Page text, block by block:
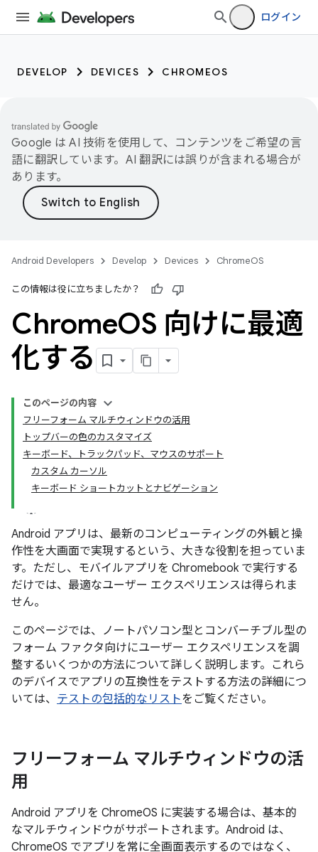
ログイン
DEVELOP DEVICES CHROMEOS
Google は AI 技術を使用して、コンテンツをご希望の言
語に翻訳しています。AI 翻訳には誤りが含まれる場合が
あります。
Android Developers Develop Devices ChromeOS
この情報は役に立ちましたか？
ChromeOS 向けに最適
化する
このページの内容
フリーフォーム マルチウィンドウの活用
トップバーの色のカスタマイズ
キーボード、トラックパッド、マウスのサポート
カスタム カーソル
キーボード ショートカットとナビゲーション
Android アプリは、最新のコンピューティングの外観と操
作性を大画面で実現するという、大きな役割を担っていま
す。ただし、モバイルアプリを Chromebook で実行する
だけでは、最適なユーザー エクスペリエンスは得られま
せん。
このページでは、ノートパソコン型とコンバーチブル型の
フォーム ファクタ向けにユーザー エクスペリエンスを調
整するいくつかの方法について詳しく説明します。これら
のデバイスでアプリの互換性をテストする方法の詳細につ
いては、 テストの包括的なリストをご覧ください。
フリーフォーム マルチウィンドウの活
用
Android アプリを ChromeOS に実装する場合は、基本的
なマルチウィンドウがサポートされます。Android は、
ChromeOS でアプリを常に全画面表示するのではなく、